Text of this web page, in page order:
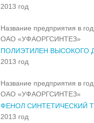
2013 год
Название предприятия в
ОАО «УФАОРГСИНТЕЗ»
ПОЛИЭТИЛЕН ВЫСОКОГО
2013 год
Название предприятия в
ОАО «УФАОРГСИНТЕЗ»
ФЕНОЛ СИНТЕТИЧЕСКИЙ
2013 год